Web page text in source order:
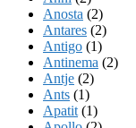
Anosta (2)
Antares (2)
Antigo (1)
Antinema (2)
Antje (2)
Ants (1)
Apatit (1)